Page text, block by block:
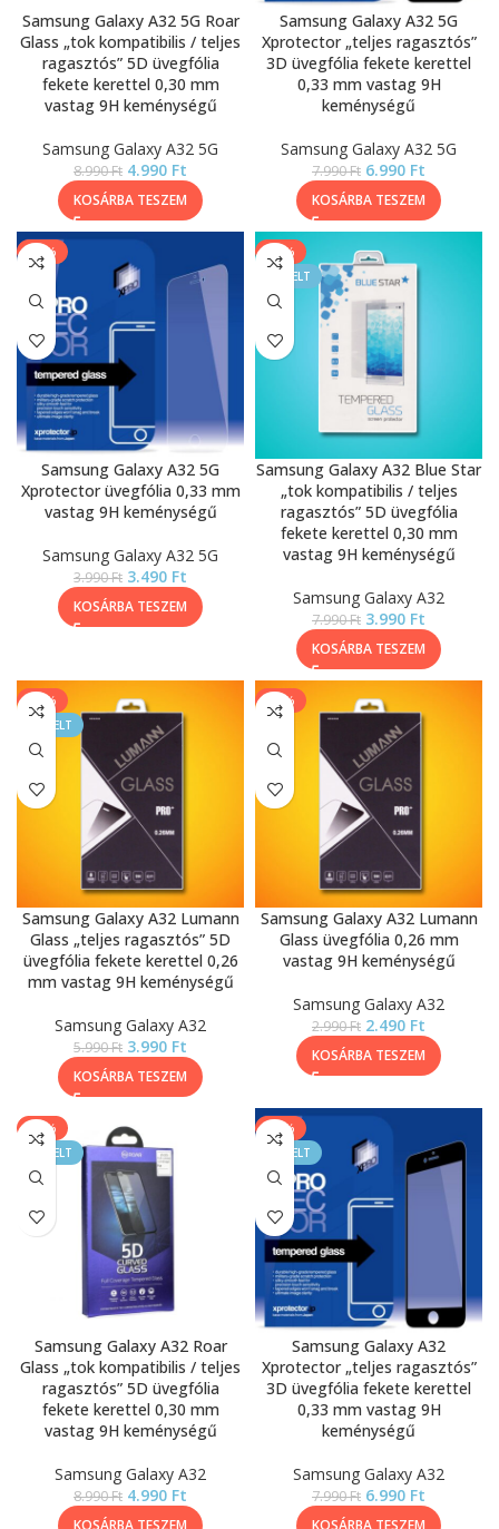
Samsung Galaxy A32 5G Roar
Glass „tok kompatibilis / teljes
ragasztós” 5D üvegfólia
fekete kerettel 0,30 mm
vastag 9H keménységű
Samsung Galaxy A32 5G
8.990Ft 4.990 Ft
KOSÁRBA TESZEM
Samsung Galaxy A32 5G
Xprotector „teljes ragasztós”
3D üvegfólia fekete kerettel
0,33 mm vastag 9H
keménységű
Samsung Galaxy A32 5G
7.990Ft 6.990 Ft
KOSÁRBA TESZEM
-13%
Samsung Galaxy A32 5G
Xprotector üvegfólia 0,33 mm
vastag 9H keménységű
Samsung Galaxy A32 5G
3.990Ft 3.490 Ft
KOSÁRBA TESZEM
-50%
KIEMELT
Samsung Galaxy A32 Blue Star
„tok kompatibilis / teljes
ragasztós” 5D üvegfólia
fekete kerettel 0,30 mm
vastag 9H keménységű
Samsung Galaxy A32
7.990Ft 3.990 Ft
KOSÁRBA TESZEM
-33%
KIEMELT
Samsung Galaxy A32 Lumann
Glass „teljes ragasztós” 5D
üvegfólia fekete kerettel 0,26
mm vastag 9H keménységű
Samsung Galaxy A32
5.990Ft 3.990 Ft
KOSÁRBA TESZEM
-17%
Samsung Galaxy A32 Lumann
Glass üvegfólia 0,26 mm
vastag 9H keménységű
Samsung Galaxy A32
2.990Ft 2.490 Ft
KOSÁRBA TESZEM
-44%
KIEMELT
Samsung Galaxy A32 Roar
Glass „tok kompatibilis / teljes
ragasztós” 5D üvegfólia
fekete kerettel 0,30 mm
vastag 9H keménységű
Samsung Galaxy A32
8.990Ft 4.990 Ft
KOSÁRBA TESZEM
-13%
KIEMELT
Samsung Galaxy A32
Xprotector „teljes ragasztós”
3D üvegfólia fekete kerettel
0,33 mm vastag 9H
keménységű
Samsung Galaxy A32
7.990Ft 6.990 Ft
KOSÁRBA TESZEM